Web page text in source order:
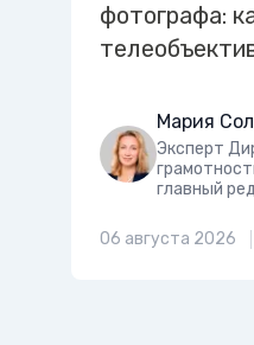
фотографа:
Мария
Эксперт
главный
06 августа 2026